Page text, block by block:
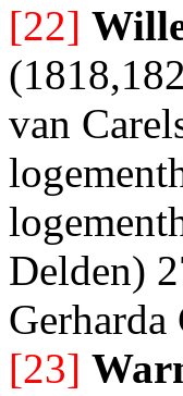
[22]
van
Delden)
[23]